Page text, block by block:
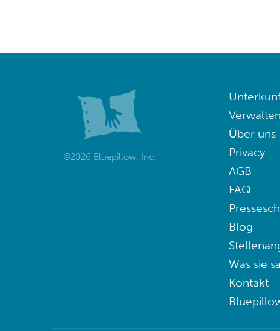
©2026 Bluepillow, Inc.
Über uns
Privacy
AGB
FAQ
Blog
Was sie
Kontakt